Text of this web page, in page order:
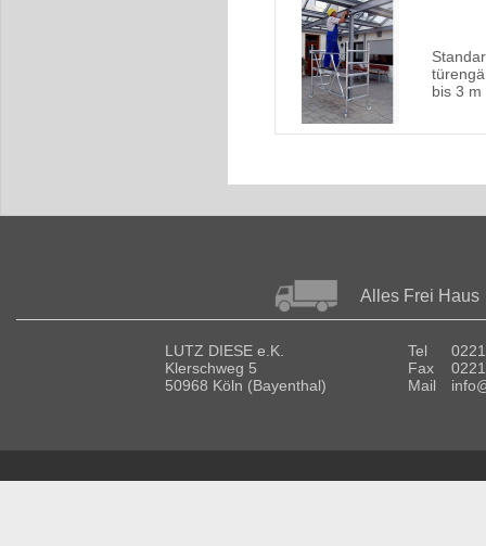
bis 3 m
Alles Frei Haus
LUTZ DIESE e.K.
Klerschweg 5
50968 Köln (Bayenthal)
Tel
Fax
Mail